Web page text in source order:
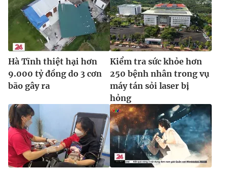
® Cấm sao chép dưới mọi hình thức nếu không có sự chấp
thuận bằng văn bản. Ghi rõ nguồn VTV.vn khi phát hành lại
thông tin từ website này.
Hà Tĩnh thiệt hại hơn
9.000 tỷ đồng do 3 cơn
bão gây ra
Kiểm tra sức khỏe hơn
250 bệnh nhân trong vụ
máy tán sỏi laser bị
hỏng